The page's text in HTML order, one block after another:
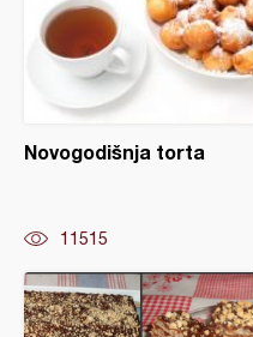
Novogodišnja torta
11515